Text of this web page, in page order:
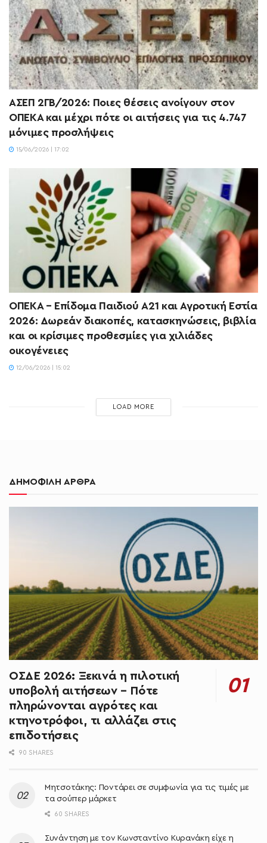
ΑΣΕΠ 2ΓΒ/2026: Ποιες θέσεις ανοίγουν στον
ΟΠΕΚΑ και μέχρι πότε οι αιτήσεις για τις 4.747
μόνιμες προσλήψεις
15/06/2026 | 17:02
ΟΠΕΚΑ – Επίδομα Παιδιού Α21 και Αγροτική Εστία
2026: Δωρεάν διακοπές, κατασκηνώσεις, βιβλία
και οι κρίσιμες προθεσμίες για χιλιάδες
οικογένειες
12/06/2026 | 15:02
LOAD MORE
ΔΗΜΟΦΙΛΗ ΑΡΘΡΑ
ΟΣΔΕ 2026: Ξεκινά η πιλοτική
υποβολή αιτήσεων – Πότε
πληρώνονται αγρότες και
κτηνοτρόφοι, τι αλλάζει στις
επιδοτήσεις
90 SHARES
Μητσοτάκης: Ποντάρει σε συμφωνία για τις τιμές με
τα σούπερ μάρκετ
60 SHARES
Συνάντηση με τον Κωνσταντίνο Κυρανάκη είχε η